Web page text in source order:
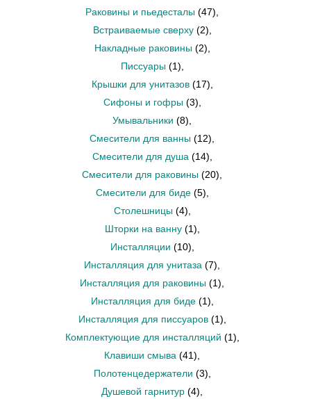
Раковины и пьедесталы (47)
Встраиваемые сверху (2)
Накладные раковины (2)
Писсуары (1)
Крышки для унитазов (17)
Сифоны и гофры (3)
Умывальники (8)
Смесители для ванны (12)
Смесители для душа (14)
Смесители для раковины (20)
Смесители для биде (5)
Столешницы (4)
Шторки на ванну (1)
Инсталляции (10)
Инсталляция для унитаза (7)
Инсталляция для раковины (1)
Инсталляция для биде (1)
Инсталляция для писсуаров (1)
Комплектующие для инсталляций (1)
Клавиши смыва (41)
Полотенцедержатели (3)
Душевой гарнитур (4)